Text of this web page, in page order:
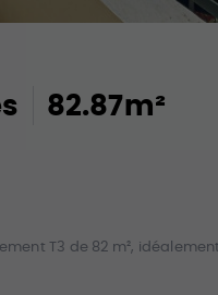
s 82.87m²
T3 de 82 m²,